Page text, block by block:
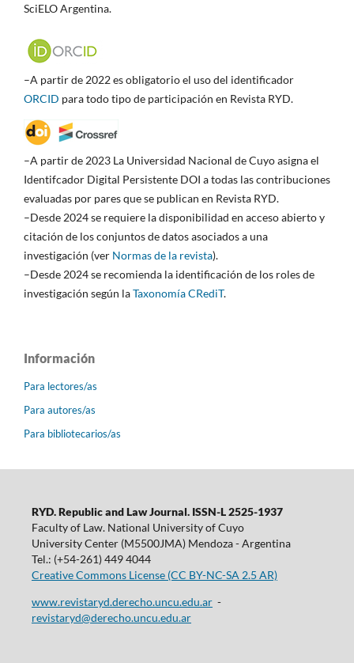
SciELO Argentina.
–A partir de 2022 es obligatorio el uso del identificador
ORCID para todo tipo de participación en Revista RYD.
–A partir de 2023 La Universidad Nacional de Cuyo asigna el
Identifcador Digital Persistente DOI a todas las contribuciones
evaluadas por pares que se publican en Revista RYD.
–Desde 2024 se requiere la disponibilidad en acceso abierto y
citación de los conjuntos de datos asociados a una
investigación (ver Normas de la revista).
–Desde 2024 se recomienda la identificación de los roles de
investigación según laTaxonomía CRediT.
Información
Para lectores/as
Para autores/as
Para bibliotecarios/as
RYD. Republic and Law Journal. ISSN-L 2525-1937
Faculty of Law. National University of Cuyo
University Center (M5500JMA) Mendoza - Argentina
Tel.: (+54-261) 449 4044
Creative Commons License (CC BY-NC-SA 2.5 AR)
www.revistaryd.derecho.uncu.edu.ar-
revistaryd@derecho.uncu.edu.ar